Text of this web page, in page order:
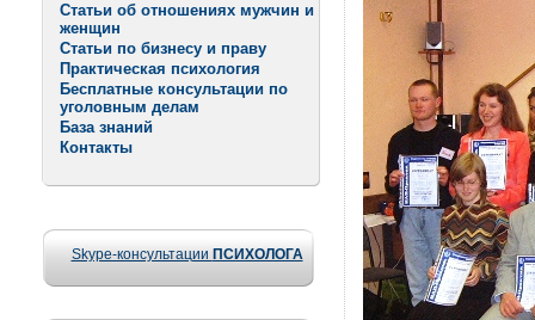
Статьи об отношениях мужчин и
женщин
Статьи по бизнесу и праву
Практическая психология
Бесплатные консультации по
уголовным делам
База знаний
Контакты
Skype-консультации ПСИХОЛОГА